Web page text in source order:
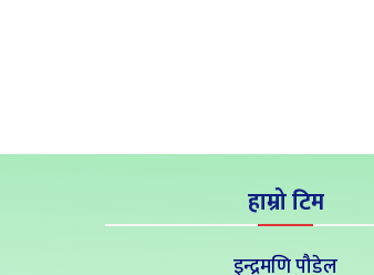
हाम्रो टिम
इन्द्रमणि पौडेल